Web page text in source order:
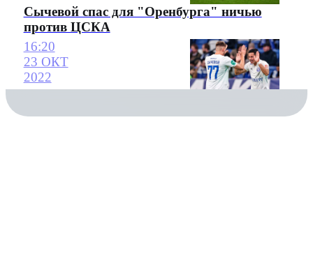
Сычевой спас для "Оренбурга" ничью
против ЦСКА
16:20
23 ОКТ
2022